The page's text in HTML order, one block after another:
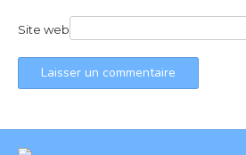
Site web